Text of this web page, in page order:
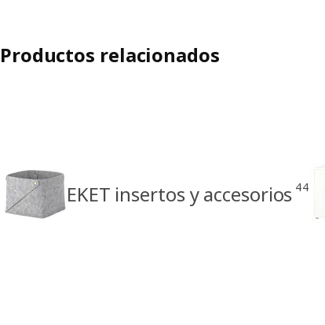
Productos relacionados
EKET insertos y accesorios 44